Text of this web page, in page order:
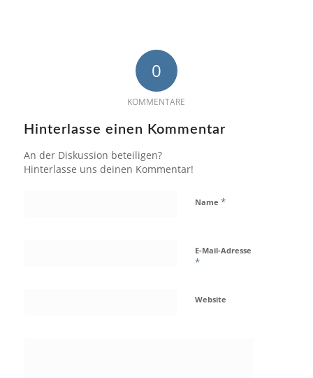
0
KOMMENTARE
Hinterlasse einen Kommentar
An der Diskussion beteiligen?
Hinterlasse uns deinen Kommentar!
Name *
E-Mail-Adresse
*
Website